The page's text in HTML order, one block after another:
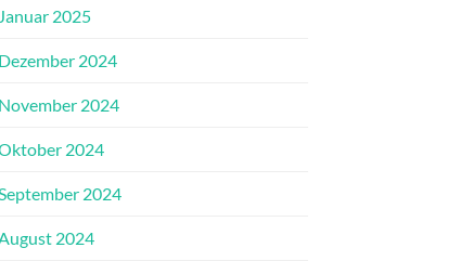
Januar 2025
Dezember 2024
November 2024
2024
2024
2024